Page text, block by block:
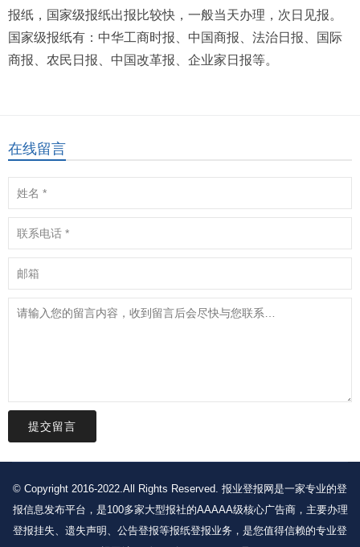
报纸，国家级报纸出报比较快，一般当天办理，次日见报。
国家级报纸有：中华工商时报、中国商报、法治日报、国际
商报、农民日报、中国改革报、企业家日报等。
在线留言
提交留言
© Copyright 2016-2022.All Rights Reserved. 报业登报网是一家专业的登
报信息发布平台，是100多家大型报社的AAAAA级核心广告商，主要办理
登报挂失、遗失声明、公告登报等报纸登报业务，是您值得信赖的专业登